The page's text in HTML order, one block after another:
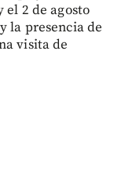
2 de agosto
la presencia de
visita de